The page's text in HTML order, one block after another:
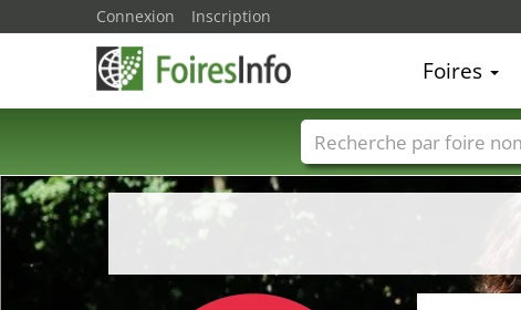
Connexion Inscription
Foires
Foire noms Pays